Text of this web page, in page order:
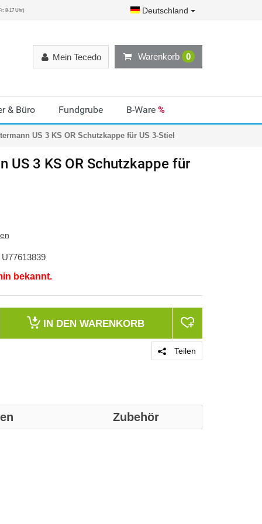
8-17 Uhr) Deutschland
Warenkorb 0
Mein Tecedo
& Büro Fundgrube B-Ware %
US 3 KS OR Schutzkappe für US 3-Stiel
US 3 KS OR Schutzkappe für
U77613839
bekannt.
IN DEN WARENKORB
Teilen
Zubehör